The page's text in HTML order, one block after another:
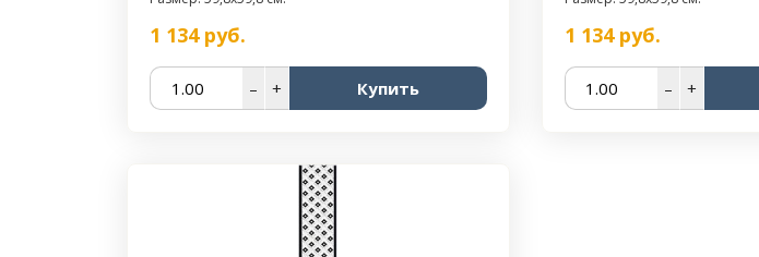
1 134руб.
– + Купить
1 134руб.
– +